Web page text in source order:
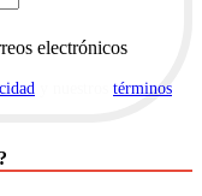
electrónicos
términos